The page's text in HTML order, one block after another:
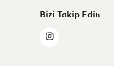
Bizi Takip Edin